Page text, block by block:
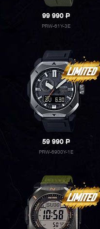
99 990P
PRW-61Y-3E
59 990P
PRW-6900Y-1E